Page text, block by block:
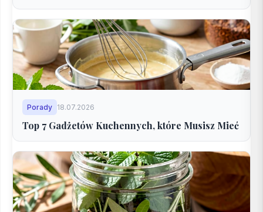
Porady 18.07.2026
Top 7 Gadżetów Kuchennych, które Musisz Mieć